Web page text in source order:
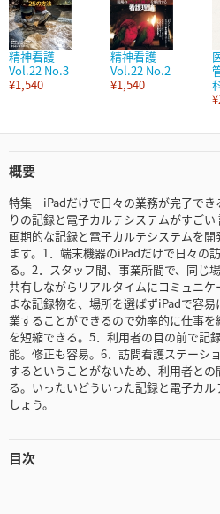
精神看護
Vol.22 No.3
¥1,540
精神看護
Vol.22 No.2
¥1,540
概要
特集 iPadだけで日々の業務が完了でき
りの記録と電子カルテシステムがすご
画期的な記録と電子カルテシステムを
ます。1．端末機器のiPadだけで日々の
る。2．スタッフ間、事業所間で、同じ
共有しながらリアルタイムにコミュニ
まな記録物を、場所を選ばずiPadで容
業することができるので効率的に仕事
を短縮できる。5．利用者の目の前で記
能。修正も容易。6．訪問看護ステーシ
するということがないため、利用者と
る。いったいどういった記録と電子カ
しょう。
目次